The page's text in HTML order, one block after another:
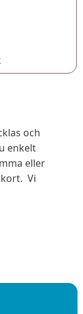
och
enkelt
eller
Vi